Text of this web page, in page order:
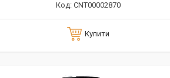
CNT00002870
Купити